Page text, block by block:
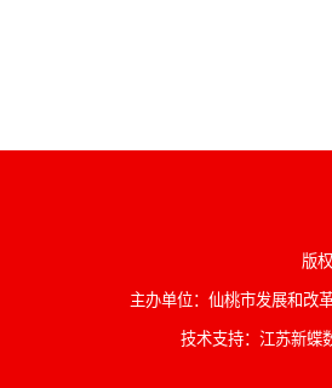
版
主办单位：仙桃市发展和改
技术支持：江苏新